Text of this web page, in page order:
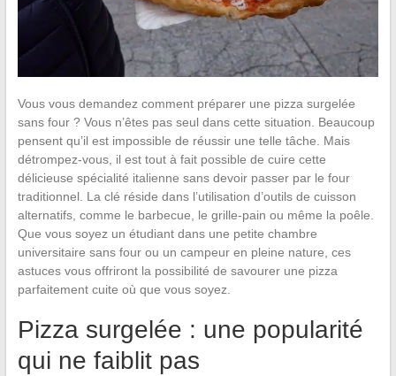
Vous vous demandez comment préparer une pizza surgelée
sans four ? Vous n’êtes pas seul dans cette situation. Beaucoup
pensent qu’il est impossible de réussir une telle tâche. Mais
détrompez-vous, il est tout à fait possible de cuire cette
délicieuse spécialité italienne sans devoir passer par le four
traditionnel. La clé réside dans l’utilisation d’outils de cuisson
alternatifs, comme le barbecue, le grille-pain ou même la poêle.
Que vous soyez un étudiant dans une petite chambre
universitaire sans four ou un campeur en pleine nature, ces
astuces vous offriront la possibilité de savourer une pizza
parfaitement cuite où que vous soyez.
Pizza surgelée : une popularité
qui ne faiblit pas